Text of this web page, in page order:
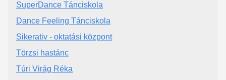
SuperDance Tánciskola
Dance Feeling Tánciskola
Sikerativ - oktatási központ
Törzsi hastánc
Túri Virág Réka